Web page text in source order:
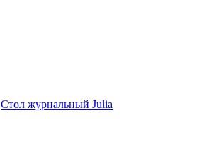
Стол журнальный Julia